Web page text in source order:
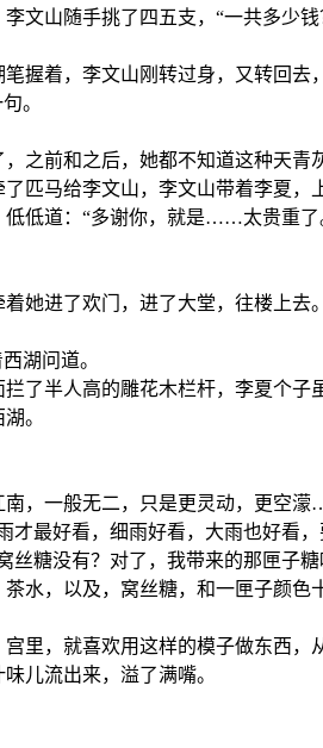
文山随手挑了四五支，“一共多少钱
握着，李文山刚转过身，又转回去
。
之前和之后，她都不知道这种天
匹马给李文山，李文山带着李夏，
低低道：“多谢你，就是……太贵重了
她进了欢门，进了大堂，往楼上去。
湖问道。
半人高的雕花木栏杆，李夏个子
。
南，一般无二，只是更灵动，更空
最好看，细雨好看，大雨也好看
丝糖没有？对了，我带来的那匣子
水，以及，窝丝糖，和一匣子颜色
里，就喜欢用这样的模子做东西
儿流出来，溢了满嘴。